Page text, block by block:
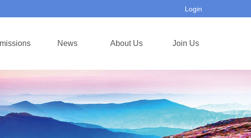
Login
News About Us Join Us